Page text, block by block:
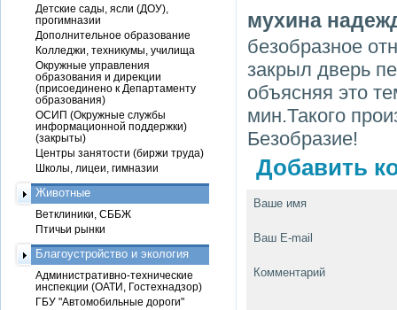
мухина
безобразное
закрыл дверь
объясняя это
мин.Такого
Безобразие!
Добавить
Ваше имя
Ваш E-mail
Комментарий
Детские сады, ясли (ДОУ),
прогимназии
Дополнительное образование
Колледжи, техникумы, училища
Окружные управления
образования и дирекции
(присоединено к Департаменту
образования)
ОСИП (Окружные службы
информационной поддержки)
(закрыты)
Центры занятости (биржи труда)
Школы, лицеи, гимназии
Животные
Ветклиники, СББЖ
Птичьи рынки
Благоустройство и экология
Административно-технические
инспекции (ОАТИ, Гостехнадзор)
ГБУ "Автомобильные дороги"